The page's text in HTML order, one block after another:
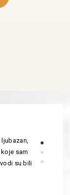
sam
su bili